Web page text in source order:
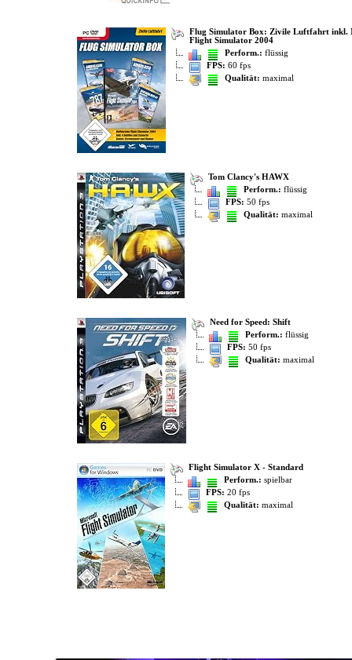
Flug Simulator Box: Zivile Luftfahrt inkl.
Flight Simulator 2004
Perform.: flüssig
FPS: 60 fps
Qualität: maximal
Tom Clancy's HAWX
Perform.: flüssig
FPS: 50 fps
Qualität: maximal
Need for Speed: Shift
Perform.: flüssig
FPS: 50 fps
Qualität: maximal
Flight Simulator X - Standard
Perform.: spielbar
FPS: 20 fps
Qualität: maximal